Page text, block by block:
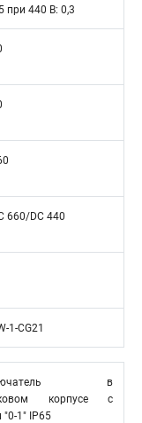
при 440 В: 0,3
660/DC 440
1-CG21
в
корпусе с
1" IP65